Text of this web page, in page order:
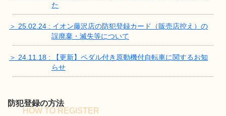
た
＞ 25.02.24 : イオン藤沢店の防犯登録カード（販売店控え）の
誤廃棄・滅失等について
＞ 24.11.18 : 【更新】ペダル付き原動機付自転車に関するお知
らせ
防犯登録の方法
HOW TO REGISTER